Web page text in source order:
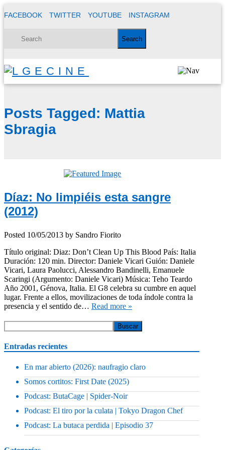
FACEBOOK TWITTER YOUTUBE INSTAGRAM
Posts Tagged: Mattia
Sbragia
Díaz: No limpiéis esta sangre
(2012)
Posted 10/05/2013 by Sandro Fiorito
Título original: Diaz: Don’t Clean Up This Blood País: Italia
Duración: 120 min. Director: Daniele Vicari Guión: Daniele
Vicari, Laura Paolucci, Alessandro Bandinelli, Emanuele
Scaringi (Argumento: Daniele Vicari) Música: Teho Teardo
Año 2001, Génova, Italia. El G8 celebra su cumbre en aquel
lugar. Frente a ellos, movilizaciones de toda índole contra la
presencia y el sentido de… Read more »
Entradas recientes
En mar abierto (2026): naufragio claro
Somos cortitos: First Date (2025)
Podcast: ButaCage | Spider-Noir
Podcast: El tiro por la culata | Tokyo Dragon Chef
Podcast: La butaca perdida | Episodio 37